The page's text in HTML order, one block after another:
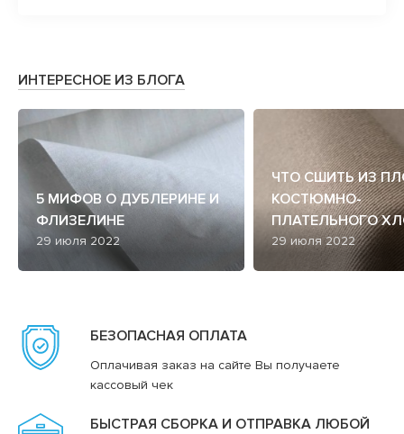
ИНТЕРЕСНОЕ ИЗ БЛОГА
5 МИФОВ О ДУБЛЕРИНЕ И
ФЛИЗЕЛИНЕ
29 июля 2022
ЧТО СШИТЬ ИЗ
КОСТЮМНО-
ПЛАТЕЛЬНОГО
29 июля 2022
БЕЗОПАСНАЯ ОПЛАТА
Оплачивая заказ на сайте Вы получаете
кассовый чек
БЫСТРАЯ СБОРКА И ОТПРАВКА ЛЮБОЙ